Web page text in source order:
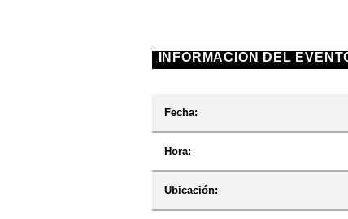
INFORMACIÓN DEL
Fecha:
Hora:
Ubicación: